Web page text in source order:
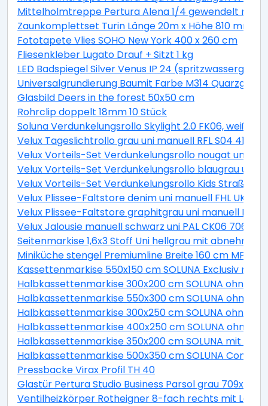
Mittelholmtreppe Pertura Alena 1/4 gewendelt mit
Zaunkomplettset Turin Länge 20m x Höhe 810 mm
Fototapete Vlies SOHO New York 400 x 260 cm
Fliesenkleber Lugato Drauf + Sitzt 1 kg
LED Badspiegel Silver Venus IP 24
Universalgrundierung Baumit Farbe M314 Quarzgrund
Glasbild Deers in the forest 50x50 cm
Rohrclip doppelt 18mm 10 Stück
Soluna Verdunkelungsrollo Skylight 2.0 FK06, weiß,
Velux Tageslichtrollo grau uni manuell RFL S04 4161S
Velux Vorteils-Set Verdunkelungsrollo nougat uni
Velux Vorteils-Set Verdunkelungsrollo blaugrau uni
Velux Vorteils-Set Verdunkelungsrollo Kids Straßen
Velux Plissee-Faltstore denim uni manuell FHL UK04
Velux Plissee-Faltstore graphitgrau uni manuell FHL
Velux Jalousie manuell schwarz uni PAL CK06 7062S
Seitenmarkise 1,6x3 Stoff Uni hellgrau mit
Miniküche stengel Premiumline Breite 160 cm
Kassettenmarkise 550x150 cm SOLUNA Exclusiv mit
Halbkassettenmarkise 300x200 cm SOLUNA ohne
Halbkassettenmarkise 550x300 cm SOLUNA ohne
Halbkassettenmarkise 300x250 cm SOLUNA ohne
Halbkassettenmarkise 400x250 cm SOLUNA ohne
Halbkassettenmarkise 350x200 cm SOLUNA mit
Halbkassettenmarkise 500x350 cm SOLUNA
Pressbacke Virax Profil TH 40
Glastür Pertura Studio Business Parsol grau
Ventilheizkörper Rotheigner 8-fach rechts mit